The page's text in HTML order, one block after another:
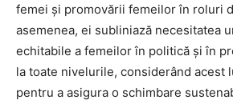
femei și promovării femeilor în roluri
asemenea, ei subliniază necesitatea
echitabile a femeilor în politică și în
la toate nivelurile, considerând acest
pentru a asigura o schimbare